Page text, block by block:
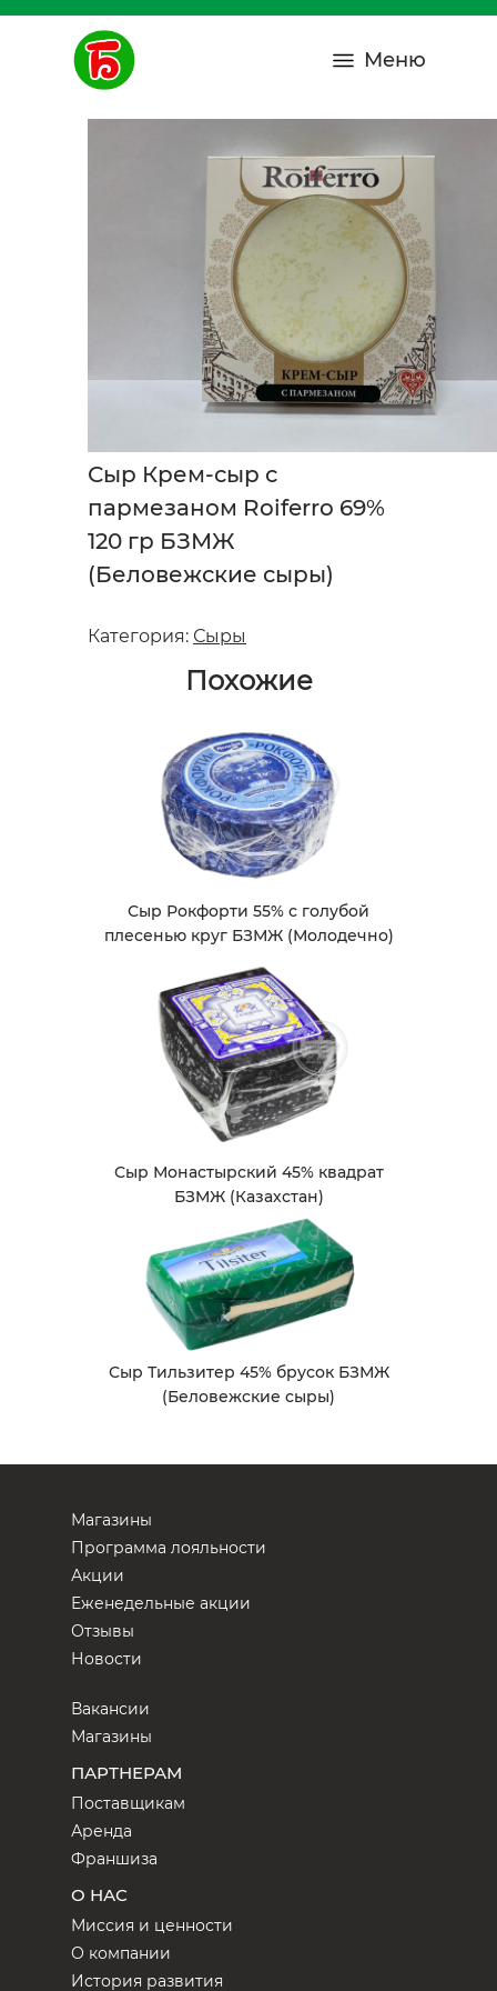
Меню
Сыр Крем-сыр с
пармезаном Roiferro 69%
120 гр БЗМЖ
(Беловежские сыры)
Категория: Сыры
Похожие
Сыр Рокфорти 55% с голубой
плесенью круг БЗМЖ (Молодечно)
Сыр Монастырский 45% квадрат
БЗМЖ (Казахстан)
Сыр Тильзитер 45% брусок БЗМЖ
(Беловежские сыры)
Магазины
Программа лояльности
Акции
Еженедельные акции
Отзывы
Новости
Вакансии
Магазины
ПАРТНЕРАМ
Поставщикам
Аренда
Франшиза
О НАС
Миссия и ценности
О компании
История развития